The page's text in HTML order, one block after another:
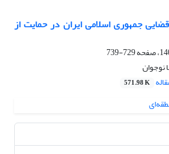
جمهوری اسلامی ایران در حمایت از
729-739
نوجوان
571.98 K